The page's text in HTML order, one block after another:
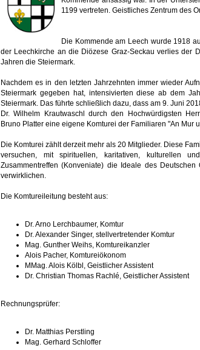
1199 vertreten. Geistliches Zentrum des
Die Kommende am Leech wurde 1918
der Leechkirche an die Diözese Graz-Seckau verlies der
Jahren die Steiermark.
Nachdem es in den letzten Jahrzehnten immer wieder
Steiermark gegeben hat, intensivierten diese ab dem
Steiermark. Das führte schließlich dazu, dass am 9. Juni
Dr. Wilhelm Krautwaschl durch den Hochwürdigsten
Bruno Platter eine eigene Komturei der Familiaren "An Mur
Die Komturei zählt derzeit mehr als 20 Mitglieder. Diese
versuchen, mit spirituellen, karitativen, kulturellen
Zusammentreffen (Konveniate) die Ideale des
verwirklichen.
Die Komtureileitung besteht aus:
Dr. Arno Lerchbaumer, Komtur
Dr. Alexander Singer, stellvertretender Komtur
Mag. Gunther Weihs, Komtureikanzler
Alois Pacher, Komtureiökonom
MMag. Alois Kölbl, Geistlicher Assistent
Dr. Christian Thomas Rachlé, Geistlicher Assistent
Rechnungsprüfer:
Dr. Matthias Perstling
Mag. Gerhard Schloffer